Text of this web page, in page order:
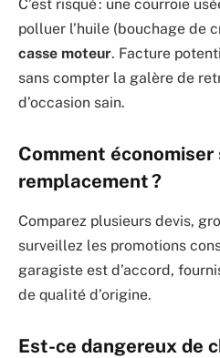
C’est risqué : une courroie
polluer l’huile (bouchage de
casse moteur. Facture
sans compter la galère de
d’occasion sain.
Comment économiser
remplacement ?
Comparez plusieurs devis,
surveillez les promotions
garagiste est d’accord,
de qualité d’origine.
Est-ce dangereux de